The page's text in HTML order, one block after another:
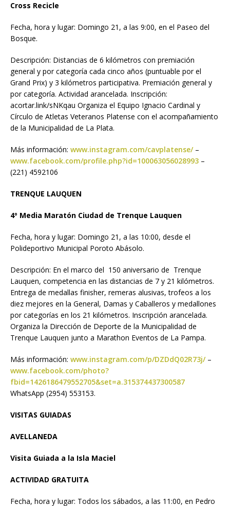
Cross Recicle
Fecha, hora y lugar: Domingo 21, a las 9:00, en el Paseo del
Bosque.
Descripción: Distancias de 6 kilómetros con premiación
general y por categoría cada cinco años (puntuable por el
Grand Prix) y 3 kilómetros participativa. Premiación general y
por categoría. Actividad arancelada. Inscripción:
acortar.link/sNKqau Organiza el Equipo Ignacio Cardinal y
Círculo de Atletas Veteranos Platense con el acompañamiento
de la Municipalidad de La Plata.
Más información: www.instagram.com/cavplatense/–
www.facebook.com/profile.php?id=100063056028993 –
(221) 4592106
TRENQUE LAUQUEN
4º Media Maratón Ciudad de Trenque Lauquen
Fecha, hora y lugar: Domingo 21, a las 10:00, desde el
Polideportivo Municipal Poroto Abásolo.
Descripción: En el marco del 150 aniversario de Trenque
Lauquen, competencia en las distancias de 7 y 21 kilómetros.
Entrega de medallas finisher, remeras alusivas, trofeos a los
diez mejores en la General, Damas y Caballeros y medallones
por categorías en los 21 kilómetros. Inscripción arancelada.
Organiza la Dirección de Deporte de la Municipalidad de
Trenque Lauquen junto a Marathon Eventos de La Pampa.
Más información: www.instagram.com/p/DZDdQ02R73j/–
www.facebook.com/photo?
fbid=1426186479552705&set=a.315374437300587
WhatsApp (2954) 553153.
VISITAS GUIADAS
AVELLANEDA
Visita Guiada a la Isla Maciel
ACTIVIDAD GRATUITA
Fecha, hora y lugar: Todos los sábados, a las 11:00, en Pedro